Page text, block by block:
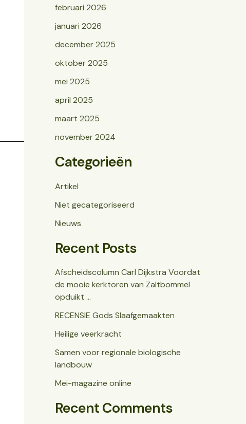
februari 2026
januari 2026
december 2025
oktober 2025
mei 2025
april 2025
maart 2025
november 2024
Categorieën
Artikel
Niet gecategoriseerd
Nieuws
Recent Posts
Afscheidscolumn Carl Dijkstra Voordat
de mooie kerktoren van Zaltbommel
opduikt …
RECENSIE Gods Slaafgemaakten
Heilige veerkracht
Samen voor regionale biologische
landbouw
Mei-magazine online
Recent Comments